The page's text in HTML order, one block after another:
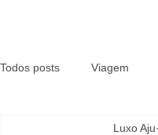
Todos posts Viagem
Luxo Aju